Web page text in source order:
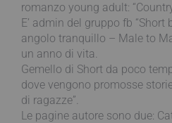
romanzo young adult:
E’ admin del gruppo fb
angolo tranquillo – Male to
un anno di vita.
Gemello di Short da poco
dove vengono promosse
di ragazze”.
Le pagine autore sono due: